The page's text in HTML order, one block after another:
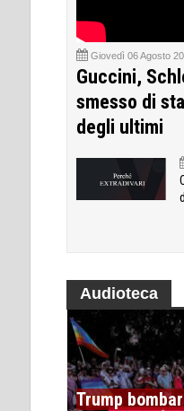
Giovedì 06 Agosto
Guccini,
smesso di
degli ultimi
Audioteca
Trump